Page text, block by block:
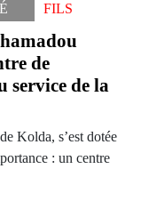
FILS
de
de la
Kolda, s’est dotée
: un centre